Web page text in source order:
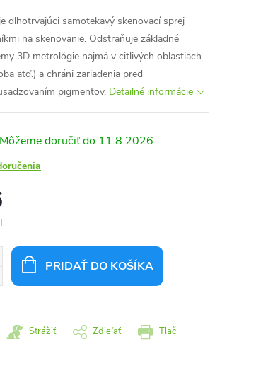
dlhotrvajúci samotekavý skenovací sprej
na skenovanie. Odstraňuje základné
3D metrológie najmä v citlivých oblastiach
atď.) a chráni zariadenia pred
pigmentov. Detailné informácie
11.8.2026
PRIDAŤ DO KOŠÍKA
Tlač
Strážiť Zdieľať